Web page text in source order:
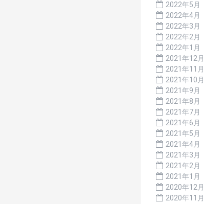
2022年5月
2022年4月
2022年3月
2022年2月
2022年1月
2021年12月
2021年11月
2021年10月
2021年9月
2021年8月
2021年7月
2021年6月
2021年5月
2021年4月
2021年3月
2021年2月
2021年1月
2020年12月
2020年11月